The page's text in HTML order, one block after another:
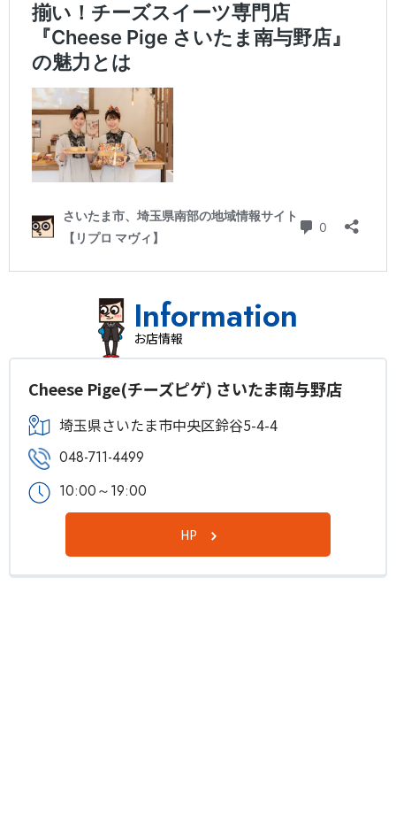
Information
お店情報
Cheese Pige(チーズピゲ) さいたま南与野店
埼玉県さいたま市中央区鈴谷5-4-4
048-711-4499
10:00～19:00
HP